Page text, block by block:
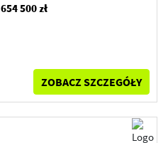
654 500 zł
ZOBACZ SZCZEGÓŁY